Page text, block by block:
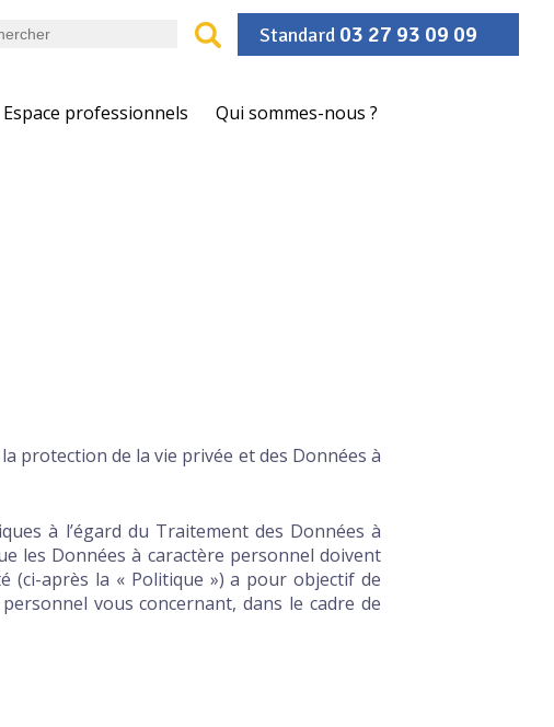
Standard 03 27 93 09 09
Espace professionnels Qui sommes-nous ?
protection de la vie privée et des Données à
à l’égard du Traitement des Données à
les Données à caractère personnel doivent
(ci-après la « Politique ») a pour objectif de
vous concernant, dans le cadre de